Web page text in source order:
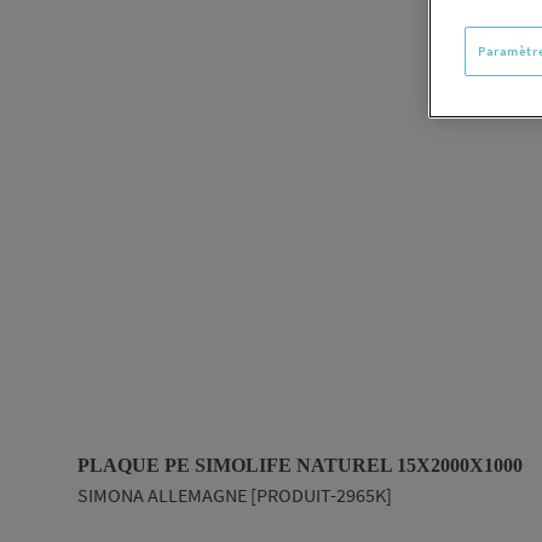
PLAQUE PE SIMOLIFE NATUREL 15X2000X1000
SIMONA ALLEMAGNE [PRODUIT-2965K]